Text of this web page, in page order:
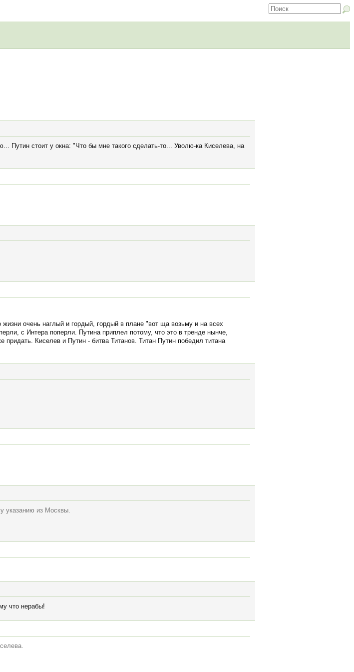
Путин стоит у окна: "Что бы мне такого сделать-то... Уволю-ка Киселева, на
очень наглый и гордый, гордый в плане "вот ща возьму и на всех
с Интера поперли. Путина приплел потому, что это в тренде нынче,
Киселев и Путин - битва Титанов. Титан Путин победил титана
указанию из Москвы.
что нерабы!